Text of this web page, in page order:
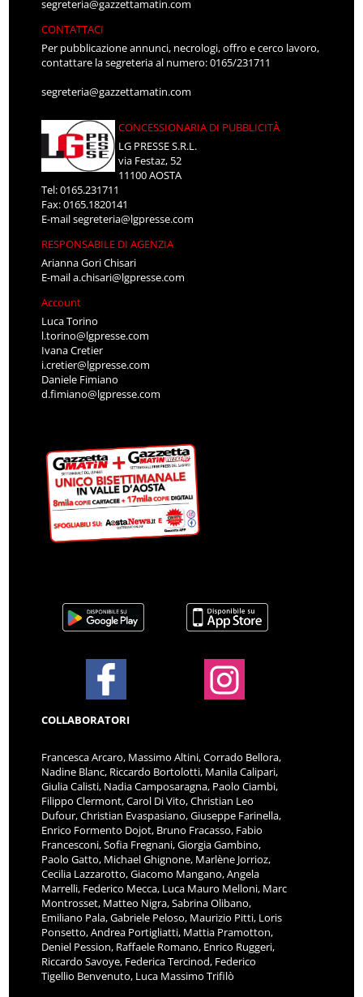
segreteria@gazzettamatin.com
CONTATTACI
Per pubblicazione annunci, necrologi, offro e cerco lavoro,
contattare la segreteria al numero: 0165/231711
segreteria@gazzettamatin.com
CONCESSIONARIA DI PUBBLICITÀ
LG PRESSE S.R.L.
via Festaz, 52
11100 AOSTA
Tel: 0165.231711
Fax: 0165.1820141
E-mailsegreteria@lgpresse.com
RESPONSABILE DI AGENZIA
Arianna Gori Chisari
E-maila.chisari@lgpresse.com
Account
Luca Torino
l.torino@lgpresse.com
Ivana Cretier
i.cretier@lgpresse.com
Daniele Fimiano
d.fimiano@lgpresse.com
COLLABORATORI
Francesca Arcaro, Massimo Altini, Corrado Bellora,
Nadine Blanc, Riccardo Bortolotti, Manila Calipari,
Giulia Calisti, Nadia Camposaragna, Paolo Ciambi,
Filippo Clermont, Carol Di Vito, Christian Leo
Dufour, Christian Evaspasiano, Giuseppe Farinella,
Enrico Formento Dojot, Bruno Fracasso, Fabio
Francesconi, Sofia Fregnani, Giorgia Gambino,
Paolo Gatto, Michael Ghignone, Marlène Jorrioz,
Cecilia Lazzarotto, Giacomo Mangano, Angela
Marrelli, Federico Mecca, Luca Mauro Melloni, Marc
Montrosset, Matteo Nigra, Sabrina Olibano,
Emiliano Pala, Gabriele Peloso, Maurizio Pitti, Loris
Ponsetto, Andrea Portigliatti, Mattia Pramotton,
Deniel Pession, Raffaele Romano, Enrico Ruggeri,
Riccardo Savoye, Federica Tercinod, Federico
Tigellio Benvenuto, Luca Massimo Trifilò